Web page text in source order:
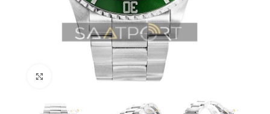
Büyütmek için tıklayın